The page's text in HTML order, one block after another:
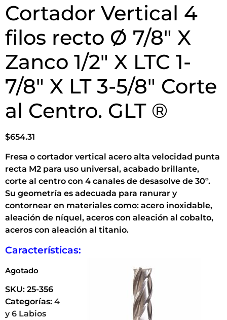
Cortador Vertical 4
filos recto Ø 7/8″ X
Zanco 1/2″ X LTC 1-
7/8″ X LT 3-5/8″ Corte
al Centro. GLT ®
$654.31
Fresa o cortador vertical acero alta velocidad punta
recta M2 para uso universal, acabado brillante,
corte al centro con 4 canales de desasolve de 30º.
Su geometría es adecuada para ranurar y
contornear en materiales como: acero inoxidable,
aleación de níquel, aceros con aleación al cobalto,
aceros con aleación al titanio.
Características:
Agotado
SKU: 25-356
Categorías: 4
y 6 Labios